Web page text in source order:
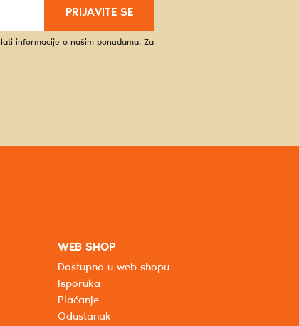
PRIJAVITE SE
informacije o našim ponudama. Za
WEB SHOP
Dostupno u web shopu
Isporuka
Plaćanje
Odustanak